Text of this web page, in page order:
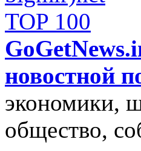
новостной
экономики,
общество,